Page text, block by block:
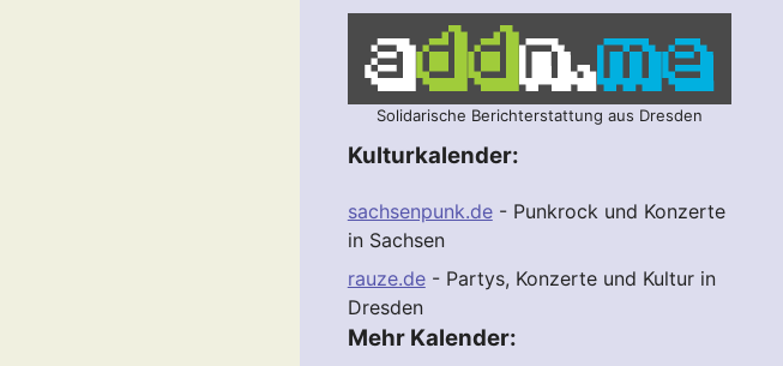
Solidarische Berichterstattung aus Dresden
Kulturkalender:
sachsenpunk.de- Punkrock und Konzerte
in Sachsen
rauze.de- Partys, Konzerte und Kultur in
Dresden
Mehr Kalender: